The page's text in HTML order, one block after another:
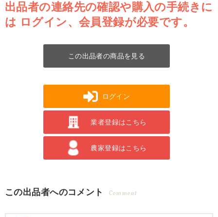
出品者の連絡先の確認や購入の手続きに
は ログイン、会員登録が必要です。
この出品者の商品を見る
ログイン
業者登録はこちら
農家登録はこちら
この出品者へのコメント Comment